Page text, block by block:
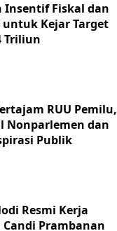
Insentif Fiskal dan
Kejar Target
Triliun
RUU Pemilu,
Nonparlemen dan
Publik
Resmi Kerja
Candi Prambanan